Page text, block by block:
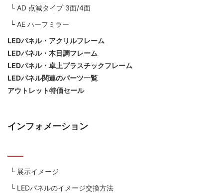
AD 点滅タイプ 3面/4面
AE ハーフミラー
LEDパネル・アクリルフレーム
LEDパネル・木目調フレーム
LEDパネル・卓上プラスチックフレーム
LEDパネル関連のパーツ一覧
アウトレット特価セール
インフォメーション
展示イメージ
LEDパネルのイメージ交換方法